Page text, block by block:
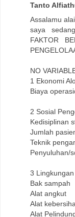
Tanto
Assalamu
saya
FAKTOR
NO
1 Ekonomi
Biaya
2 Sosial
Kedisiplinan
Jumlah
Teknik
Penyuluhan/
3
Bak sampah
Alat angkut
Alat
Alat